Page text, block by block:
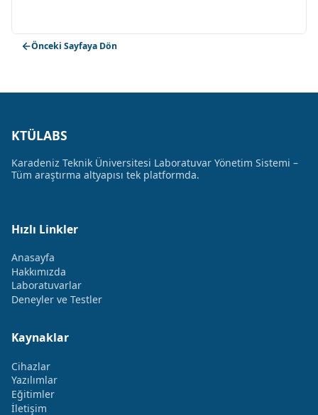
Önceki Sayfaya Dön
KTÜLABS
Karadeniz Teknik Üniversitesi Laboratuvar Yönetim Sistemi –
Tüm araştırma altyapısı tek platformda.
Hızlı Linkler
Anasayfa
Hakkımızda
Laboratuvarlar
Deneyler ve Testler
Kaynaklar
Cihazlar
Yazılımlar
Eğitimler
İletişim